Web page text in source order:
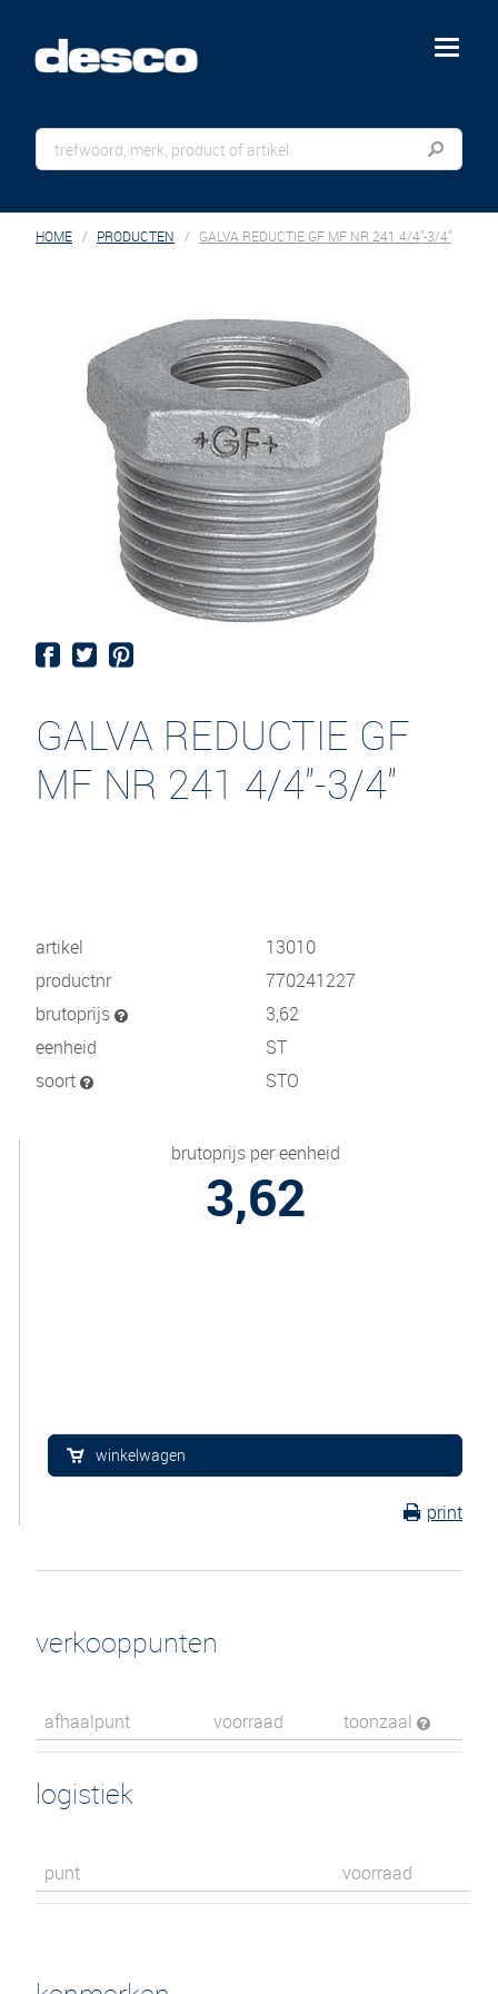
menu
HOME PRODUCTEN GALVA REDUCTIE GF MF NR 241 4/4"-3/4"
GALVA REDUCTIE GF
MF NR 241 4/4"-3/4"
artikel
13010
productnr
770241227
brutoprijs
3,62
eenheid
ST
soort
STO
brutoprijs per eenheid
3,62
winkelwagen
print
verkooppunten
afhaalpunt voorraad toonzaal
logistiek
punt voorraad